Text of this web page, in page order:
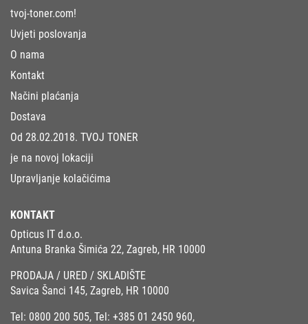
tvoj-toner.com!
Uvjeti poslovanja
O nama
Kontakt
Načini plaćanja
Dostava
Od 28.02.2018. TVOJ TONER
je na novoj lokaciji
Upravljanje kolačićima
KONTAKT
Opticus IT d.o.o.
Antuna Branka Šimića 22, Zagreb, HR 10000
PRODAJA / URED / SKLADIŠTE
Savica Šanci 145, Zagreb, HR 10000
Tel: 0800 200 505, Tel: +385 01 2450 960,